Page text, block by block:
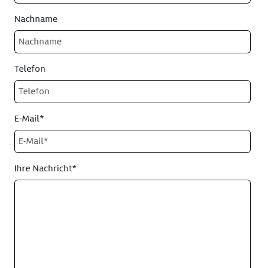
Nachname
Telefon
E-Mail*
Ihre Nachricht*